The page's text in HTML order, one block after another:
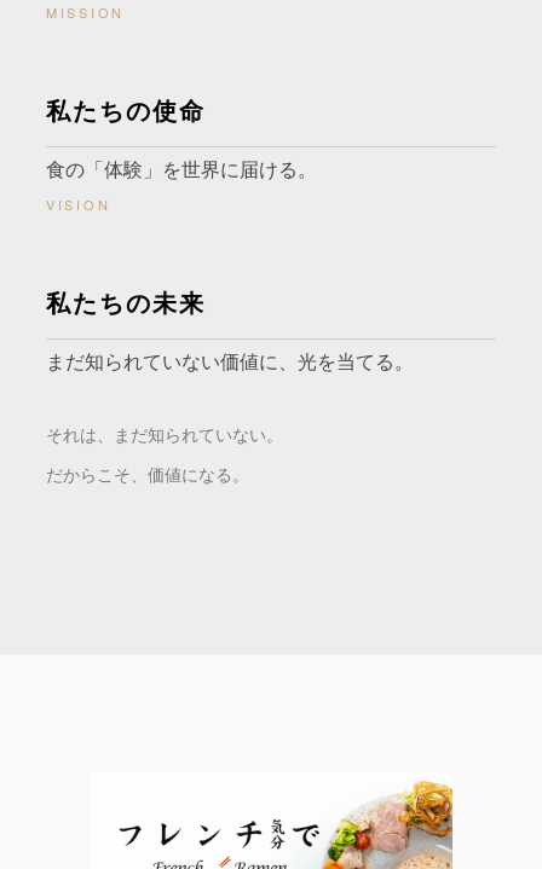
MISSION
私たちの使命
食の「体験」を世界に届ける。
VISION
私たちの未来
まだ知られていない価値に、光を当てる。
それは、まだ知られていない。
だからこそ、価値になる。